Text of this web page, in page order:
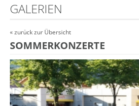
GALERIEN
« zurück zur Übersicht
SOMMERKONZERTE